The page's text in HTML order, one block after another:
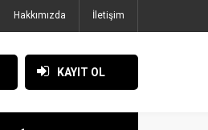
Hakkımızda İletişim
KAYIT OL